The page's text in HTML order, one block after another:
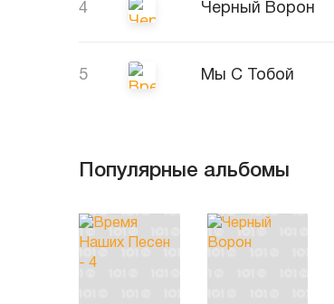
4 Черный Ворон
5 Мы С Тобой
Популярные альбомы